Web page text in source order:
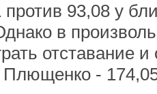
93,08 у
в
отставание
Плющенко -